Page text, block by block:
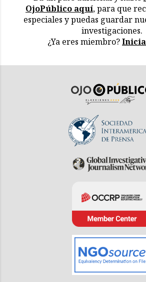
OjoPúblico aquí, para que
especiales y puedas guardar
investigaciones.
¿Ya eres miembro?